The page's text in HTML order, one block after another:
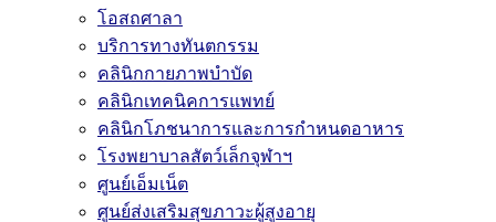
โอสถศาลา
บริการทางทันตกรรม
คลินิกกายภาพบำบัด
คลินิกเทคนิคการแพทย์
คลินิกโภชนาการและการกำหนดอาหาร
โรงพยาบาลสัตว์เล็กจุฬาฯ
ศูนย์เอ็มเน็ต
ศูนย์ส่งเสริมสุขภาวะผู้สูงอายุ